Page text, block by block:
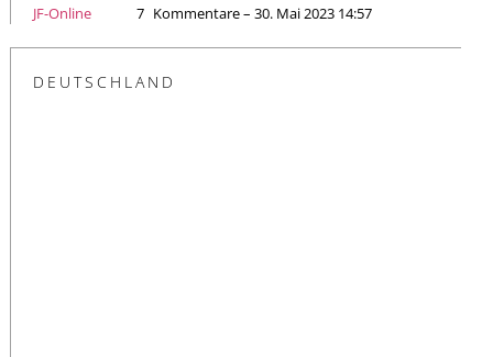
JF-Online 7 Kommentare – 30. Mai 2023 14:57
DEUTSCHLAND